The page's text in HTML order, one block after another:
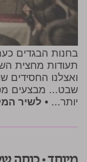
בחנות הבגדים
תעודות מחצית
ואצלנו החסידים
שבט... מבצעים
יותר... • לשיר